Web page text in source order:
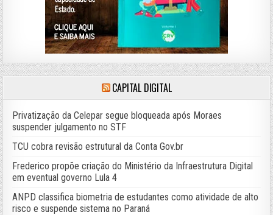
CAPITAL DIGITAL
Privatização da Celepar segue bloqueada após Moraes
suspender julgamento no STF
TCU cobra revisão estrutural da Conta Gov.br
Frederico propõe criação do Ministério da Infraestrutura Digital
em eventual governo Lula 4
ANPD classifica biometria de estudantes como atividade de alto
risco e suspende sistema no Paraná